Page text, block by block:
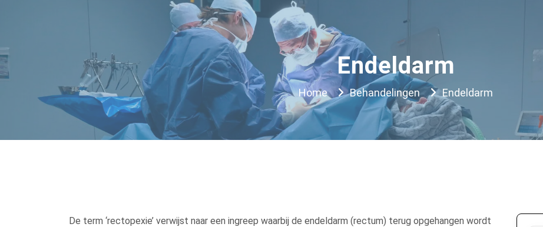
Endeldarm
Home Behandelingen Endeldarm
De term ‘rectopexie’ verwijst naar een ingreep waarbij de endeldarm (rectum) terug opgehangen wordt